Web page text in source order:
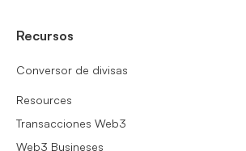
Recursos
Conversor de divisas
Resources
Transacciones Web3
Web3 Busineses